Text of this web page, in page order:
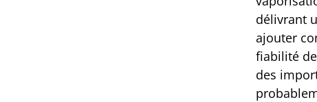
délivrant
ajouter
fiabilité
des